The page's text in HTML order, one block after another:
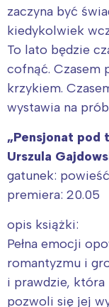
zaczyna być
kiedykolwiek
To lato będzie
cofnąć. Czasem
krzykiem.
wystawia na
„Pensjonat pod
Urszula
gatunek:
premiera: 20.05
opis książki:
Pełna emocji
romantyzmu i
i prawdzie,
pozwoli się jej